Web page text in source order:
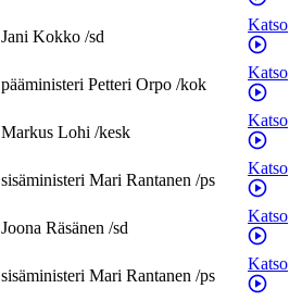
Jani Kokko /sd
Katso
pääministeri Petteri Orpo /kok
Katso
Markus Lohi /kesk
Katso
sisäministeri Mari Rantanen /ps
Katso
Joona Räsänen /sd
Katso
sisäministeri Mari Rantanen /ps
Katso